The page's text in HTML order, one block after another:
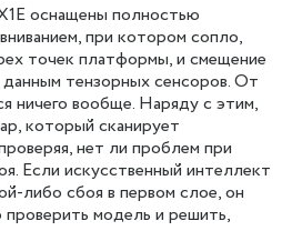
оснащены полностью
при котором сопло,
точек платформы, и смещение
тензорных сенсоров. От
ничего вообще. Наряду с этим,
который сканирует
нет ли проблем при
Если искусственный интеллект
либо сбоя в первом слое, он
модель и решить,